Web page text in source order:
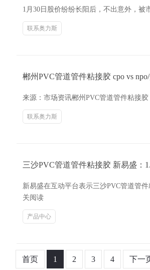
1月30日股价纷纷长阳后，不出意外，被
联系奥力斯
郴州PVC管道管件粘接胶 cpo vs
来源：市场资讯郴州PVC管道管件粘接
联系奥力斯
三沙PVC管道管件粘接胶 新易盛：
新易盛在互动平台表示三沙PVC管道管
关阅读
产品中心
首页 1 2 3 4 下一